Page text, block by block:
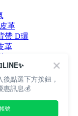
革
帶 D環
革
LINE✨
點選下方按鈕，
惠訊息💰
號